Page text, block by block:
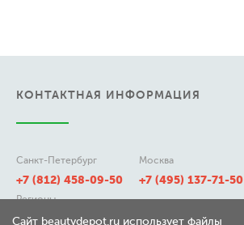
КОНТАКТНАЯ ИНФОРМАЦИЯ
Санкт-Петербург
+7 (812) 458-09-50
Москва
+7 (495) 137-71-50
Регионы
8 (800) 511-21-50
Сайт beautydepot.ru использует файлы